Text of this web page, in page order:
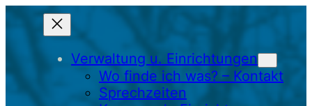
Zum
Verwaltung u. Einrichtungen
Wo finde ich was? – Kontakt
Sprechzeiten